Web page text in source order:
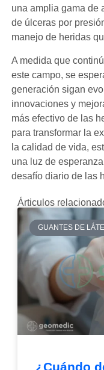
una amplia gama de
de úlceras por
manejo de heridas
A medida que
este campo, se
generación sigan
innovaciones y
más efectivo de las
para transformar la
la calidad de vida,
una luz de
desafío diario de las
Árticulos
GUANTES DE
¿Cuándo